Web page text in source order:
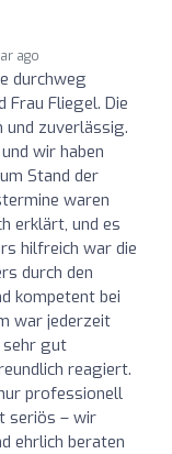
ago
durchweg
Frau Fliegel. Die
zuverlässig.
wir haben
Stand der
waren
erklärt, und es
hilfreich war die
durch den
kompetent bei
war jederzeit
sehr gut
reagiert.
professionell
seriös – wir
ehrlich beraten